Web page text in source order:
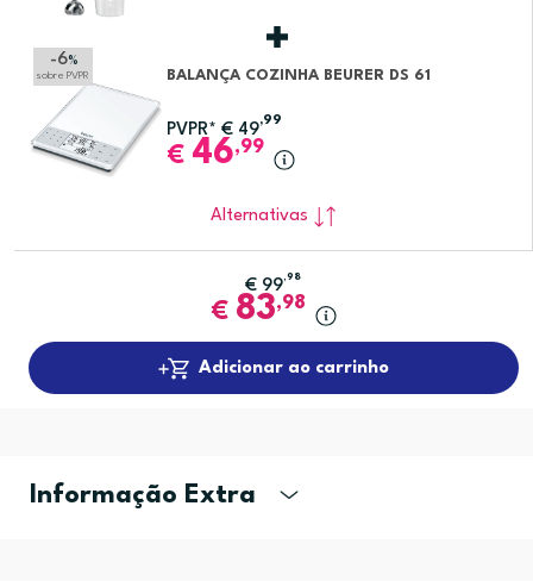
-6%
sobre PVPR BALANÇA COZINHA BEURER DS 61
PVPR* € 49
,99
€ 46,99
Alternativas
€ 99,98
€ 83,98
Adicionar ao carrinho
Informação Extra